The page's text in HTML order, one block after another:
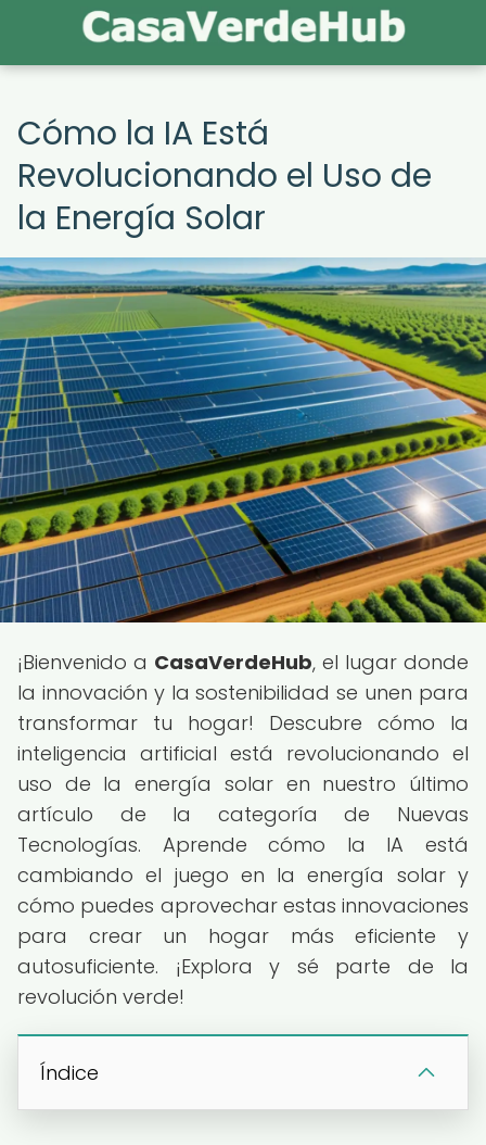
Cómo la IA Está
Revolucionando el Uso de
la Energía Solar
¡Bienvenido a CasaVerdeHub, el lugar donde
la innovación y la sostenibilidad se unen para
transformar tu hogar! Descubre cómo la
inteligencia artificial está revolucionando el
uso de la energía solar en nuestro último
artículo de la categoría de Nuevas
Tecnologías. Aprende cómo la IA está
cambiando el juego en la energía solar y
cómo puedes aprovechar estas innovaciones
para crear un hogar más eficiente y
autosuficiente. ¡Explora y sé parte de la
revolución verde!
Índice